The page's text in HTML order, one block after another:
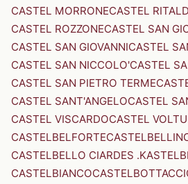
CASTEL MORRONECASTEL
CASTEL ROZZONECASTEL SAN
CASTEL SAN GIOVANNICASTEL
CASTEL SAN NICCOLO'CASTEL
CASTEL SAN PIETRO TERME
CASTEL SANT'ANGELOCASTEL
CASTEL VISCARDOCASTEL
CASTELBELFORTE
CASTELBELLO CIARDES
CASTELBIANCO